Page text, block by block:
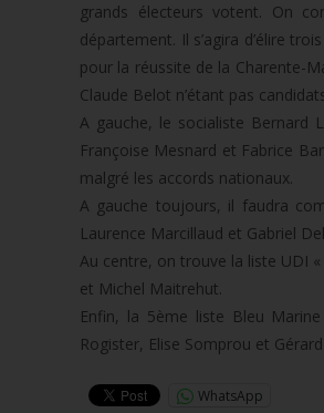
grands électeurs votent. On
département. Il s’agira d’élire
pour la réussite de la Charente-
Claude Belot n’étant pas
A gauche, le socialiste Bernard
Françoise Mesnard et Fabrice
malgré les accords nationaux.
A gauche toujours, il faudra
Laurence Marcillaud et Gabriel
Au centre, on trouve la liste UDI
et Michel Maitrehut.
Enfin, la 5ème liste Bleu
Rogister, Elise Somprou et Gérard
WhatsApp